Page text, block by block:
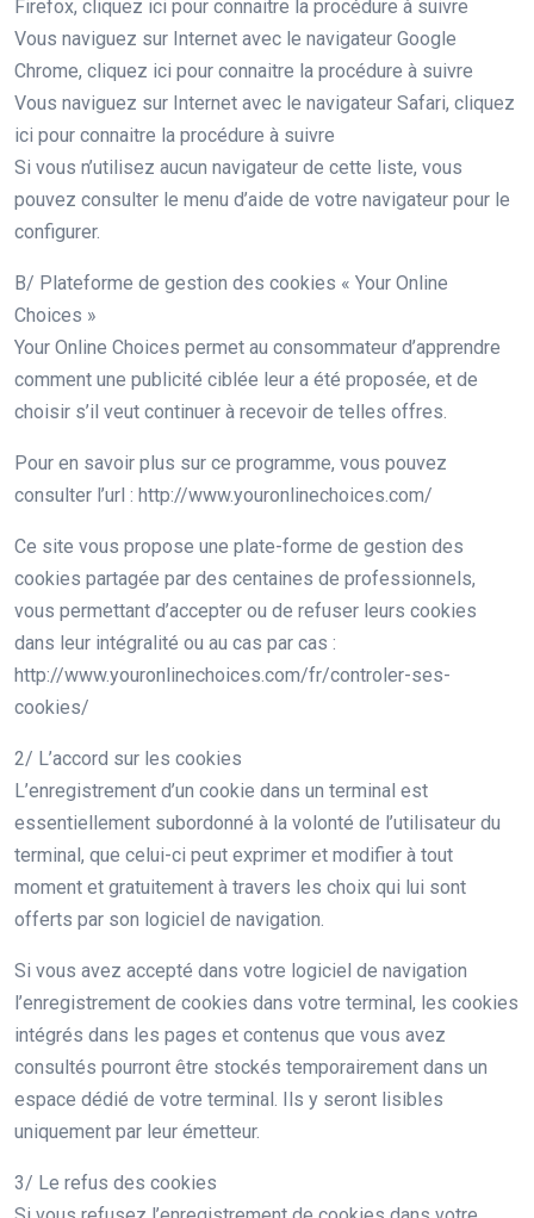
Firefox, cliquez ici pour connaitre la procédure à suivre
Vous naviguez sur Internet avec le navigateur Google
Chrome, cliquez ici pour connaitre la procédure à suivre
Vous naviguez sur Internet avec le navigateur Safari, cliquez
ici pour connaitre la procédure à suivre
Si vous n’utilisez aucun navigateur de cette liste, vous
pouvez consulter le menu d’aide de votre navigateur pour le
configurer.
B/ Plateforme de gestion des cookies « Your Online
Choices »
Your Online Choices permet au consommateur d’apprendre
comment une publicité ciblée leur a été proposée, et de
choisir s’il veut continuer à recevoir de telles offres.
Pour en savoir plus sur ce programme, vous pouvez
consulter l’url : http://www.youronlinechoices.com/
Ce site vous propose une plate-forme de gestion des
cookies partagée par des centaines de professionnels,
vous permettant d’accepter ou de refuser leurs cookies
dans leur intégralité ou au cas par cas :
http://www.youronlinechoices.com/fr/controler-ses-
cookies/
2/ L’accord sur les cookies
L’enregistrement d’un cookie dans un terminal est
essentiellement subordonné à la volonté de l’utilisateur du
terminal, que celui-ci peut exprimer et modifier à tout
moment et gratuitement à travers les choix qui lui sont
offerts par son logiciel de navigation.
Si vous avez accepté dans votre logiciel de navigation
l’enregistrement de cookies dans votre terminal, les cookies
intégrés dans les pages et contenus que vous avez
consultés pourront être stockés temporairement dans un
espace dédié de votre terminal. Ils y seront lisibles
uniquement par leur émetteur.
3/ Le refus des cookies